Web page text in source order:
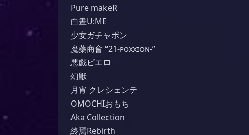
Pure makeR
白晝U:ME
少女ガチャポン
魔藥商會 “21-ᴘᴏxxɪᴏɴ-”
悪戯ピエロ
幻獣
月宵 クレシェンテ
OMOCHIおもち
Aka Collection
終焉Rebirth